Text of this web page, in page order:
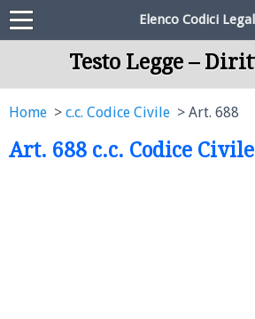
Elenco Codici
Testo Legge –
Home c.c. Codice Civile Art. 688
Art. 688 c.c. Codice Civile